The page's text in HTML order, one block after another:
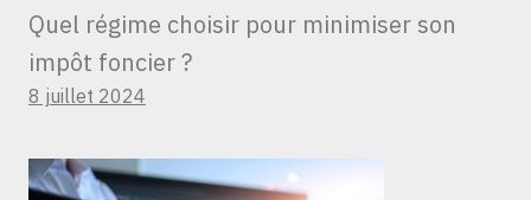
Quel régime choisir pour minimiser son
impôt foncier ?
8 juillet 2024